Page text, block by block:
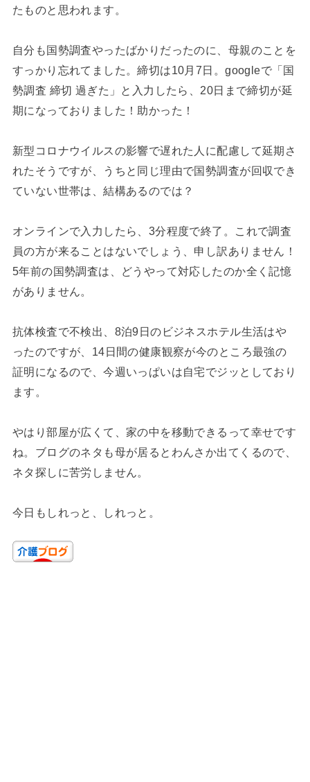
たものと思われます。
自分も国勢調査やったばかりだったのに、母親のことを
すっかり忘れてました。締切は10月7日。googleで「国
勢調査 締切 過ぎた」と入力したら、20日まで締切が延
期になっておりました！助かった！
新型コロナウイルスの影響で遅れた人に配慮して延期さ
れたそうですが、うちと同じ理由で国勢調査が回収でき
ていない世帯は、結構あるのでは？
オンラインで入力したら、3分程度で終了。これで調査
員の方が来ることはないでしょう、申し訳ありません！
5年前の国勢調査は、どうやって対応したのか全く記憶
がありません。
抗体検査で不検出、8泊9日のビジネスホテル生活はや
ったのですが、14日間の健康観察が今のところ最強の
証明になるので、今週いっぱいは自宅でジッとしており
ます。
やはり部屋が広くて、家の中を移動できるって幸せです
ね。ブログのネタも母が居るとわんさか出てくるので、
ネタ探しに苦労しません。
今日もしれっと、しれっと。